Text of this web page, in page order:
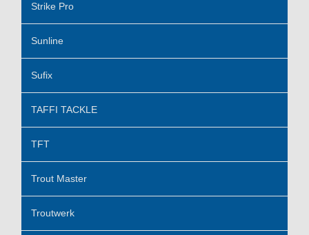
Strike Pro
Sunline
Sufix
TAFFI TACKLE
TFT
Trout Master
Troutwerk